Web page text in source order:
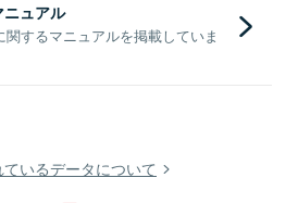
ュアル
するマニュアルを掲載していま
いるデータについて